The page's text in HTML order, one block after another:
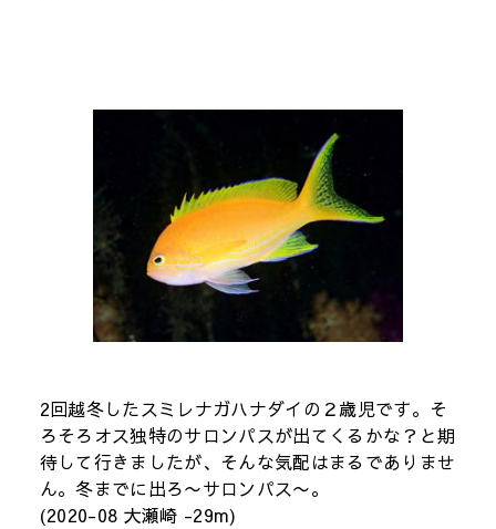
2回越冬したスミレナガハナダイの２歳児です。そ
ろそろオス独特のサロンパスが出てくるかな？と期
待して行きましたが、そんな気配はまるでありませ
ん。冬までに出ろ〜サロンパス〜。
(2020-08 大瀬崎 -29m)